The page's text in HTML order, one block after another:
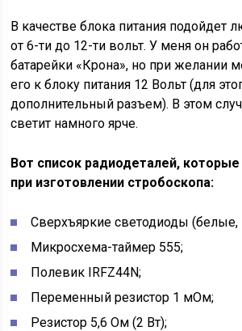
В качестве блока питания подойдет
от 6-ти до 12-ти вольт. У меня он
батарейки «Крона», но при желании
его к блоку питания 12 Вольт (для
дополнительный разъем). В этом
светит намного ярче.
Вот список радиодеталей,
при изготовлении стробоскопа:
Сверхъяркие светодиоды
Микросхема-таймер 555;
Полевик IRFZ44N;
Переменный резистор 1 мОм;
Резистор 5,6 Ом (2 Вт);